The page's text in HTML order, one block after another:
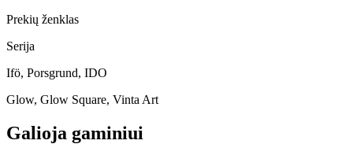
Prekių ženklas
Serija
Ifö, Porsgrund, IDO
Glow, Glow Square, Vinta Art
Galioja gaminiui